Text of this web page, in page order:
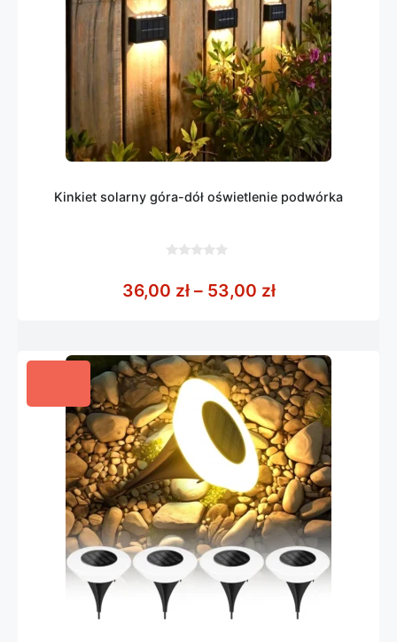
Kinkiet solarny góra-dół oświetlenie podwórka
5
36,00 zł – 53,00 złZakres cen: